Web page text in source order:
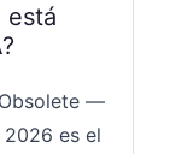
está
—
es el